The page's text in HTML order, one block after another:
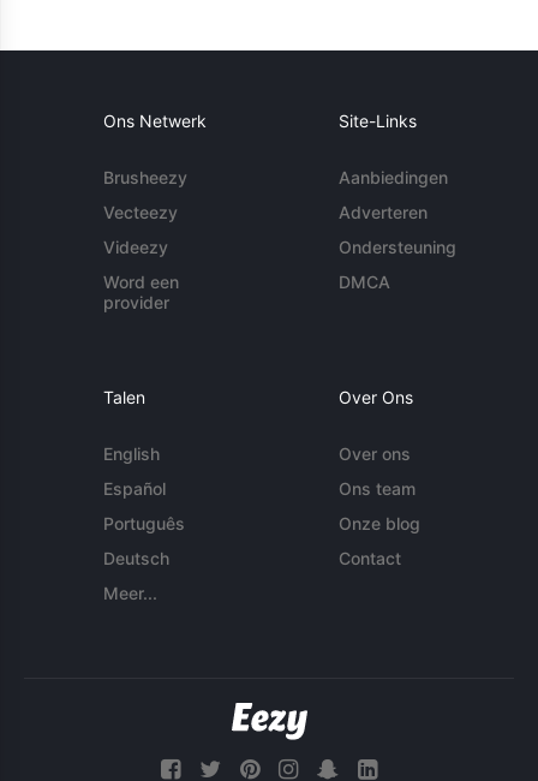
Ons Netwerk
Brusheezy
Vecteezy
Videezy
Word een
provider
Site-Links
Aanbiedingen
Adverteren
Ondersteuning
DMCA
Talen
English
Español
Português
Deutsch
Meer...
Over Ons
Over ons
Ons team
Onze blog
Contact